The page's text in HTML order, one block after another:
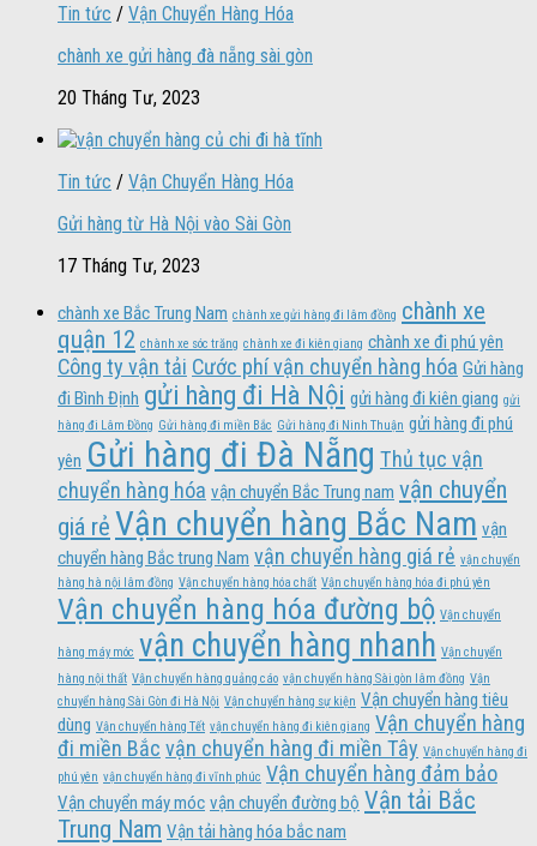
Tin tức / Vận Chuyển Hàng Hóa
chành xe gửi hàng đà nẵng sài gòn
20 Tháng Tư, 2023
Tin tức / Vận Chuyển Hàng Hóa
Gửi hàng từ Hà Nội vào Sài Gòn
17 Tháng Tư, 2023
chành xe Bắc Trung Nam chành xe gửi hàng đi lâm đồng chành xe
quận 12 chành xe sóc trăng chành xe đi kiên giang chành xe đi phú yên
Công ty vận tải Cước phí vận chuyển hàng hóa Gửi hàng
đi Bình Định gửi hàng đi Hà Nội gửi hàng đi kiên giang gửi
hàng đi Lâm Đồng Gửi hàng đi miền Bắc Gửi hàng đi Ninh Thuận gửi hàng đi phú
yên Gửi hàng đi Đà Nẵng Thủ tục vận
chuyển hàng hóa vận chuyển Bắc Trung nam vận chuyển
giá rẻ Vận chuyển hàng Bắc Nam vận
chuyển hàng Bắc trung Nam vận chuyển hàng giá rẻ vận chuyển
hàng hà nội lâm đồng Vận chuyển hàng hóa chất Vận chuyển hàng hóa đi phú yên
Vận chuyển hàng hóa đường bộ Vận chuyển
hàng máy móc vận chuyển hàng nhanh Vận chuyển
hàng nội thất Vận chuyển hàng quảng cáo vận chuyển hàng Sài gòn lâm đồng Vận
chuyển hàng Sài Gòn đi Hà Nội Vận chuyển hàng sự kiện Vận chuyển hàng tiêu
dùng Vận chuyển hàng Tết vận chuyển hàng đi kiên giang Vận chuyển hàng
đi miền Bắc vận chuyển hàng đi miền Tây Vận chuyển hàng đi
phú yên vận chuyển hàng đi vĩnh phúc Vận chuyển hàng đảm bảo
Vận chuyển máy móc vận chuyển đường bộ Vận tải Bắc
Trung Nam Vận tải hàng hóa bắc nam